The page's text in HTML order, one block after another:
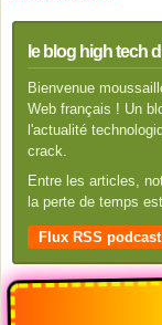
le blog high tech
Bienvenue
Web français ! Un
l'actualité
crack.
Entre les articles,
la perte de temps
Flux RSS podcast